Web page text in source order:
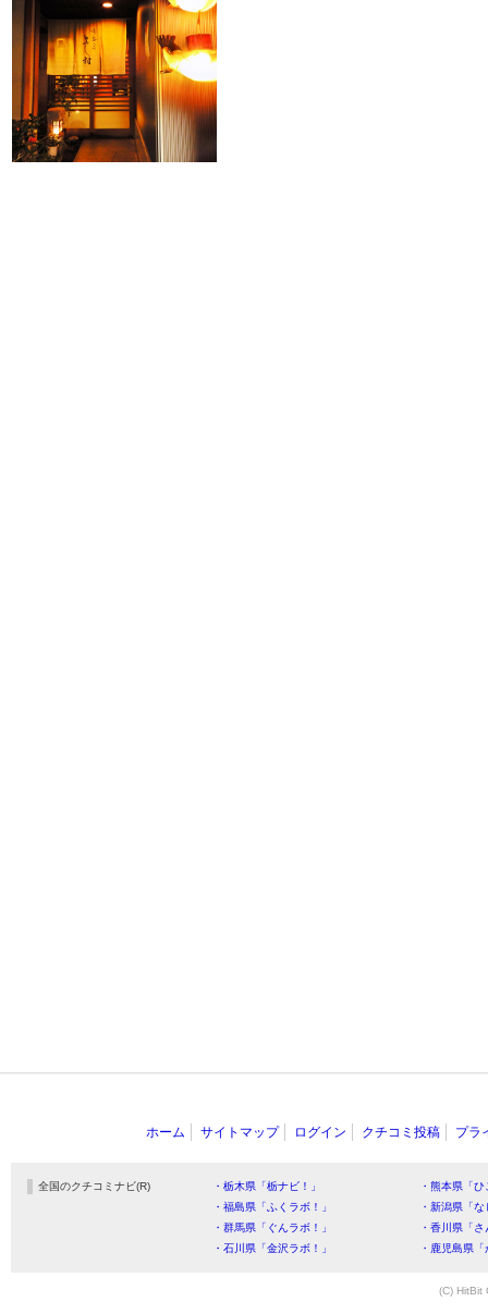
ホーム サイトマップ ログイン クチコミ投稿 プラ
全国のクチコミナビ(R) ・栃木県「栃ナビ！」
・熊本県「
・福島県「ふくラボ！」
・新潟県「
・群馬県「ぐんラボ！」
・香川県「
・石川県「金沢ラボ！」
・鹿児島県
(C) HitBit